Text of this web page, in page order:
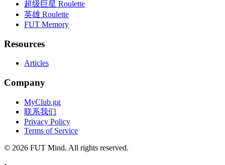
超级巨星 Roulette
英雄 Roulette
FUT Memory
Resources
Articles
Company
MyClub.gg
联系我们
Privacy Policy
Terms of Service
© 2026 FUT Mind. All rights reserved.